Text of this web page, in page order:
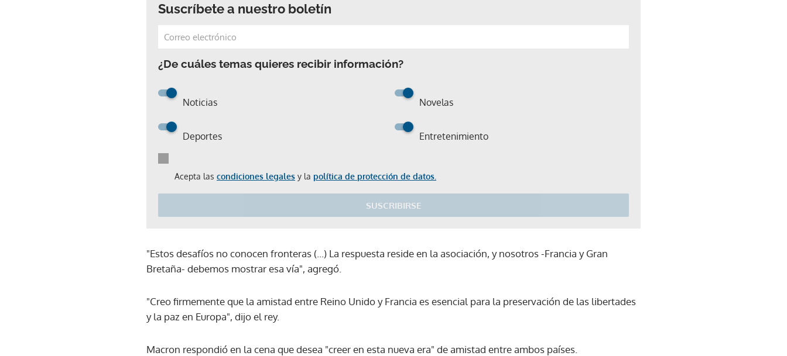
Suscríbete a nuestro boletín
¿De cuáles temas quieres recibir información?
Noticias Novelas
Deportes Entretenimiento
Acepta las condiciones legales y la política de protección de datos.
SUSCRIBIRSE
Gracias por suscribirte a nuestro boletín.
"Estos desafíos no conocen fronteras (...) La respuesta reside en la asociación, y nosotros -Francia y Gran
Bretaña- debemos mostrar esa vía", agregó.
"Creo firmemente que la amistad entre Reino Unido y Francia es esencial para la preservación de las libertades
y la paz en Europa", dijo el rey.
Macron respondió en la cena que desea "creer en esta nueva era" de amistad entre ambos países.